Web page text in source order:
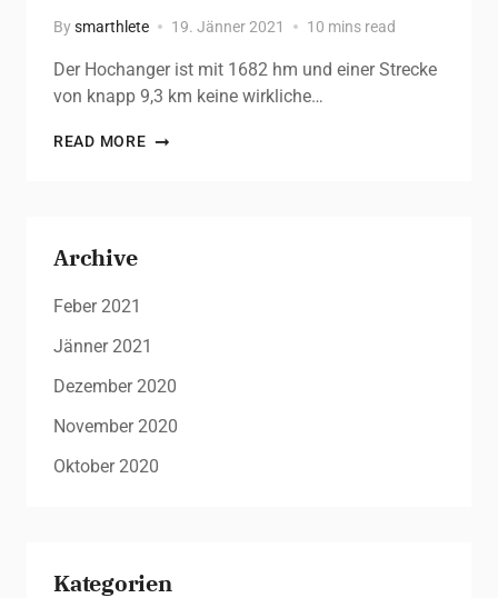
Bysmarthlete 19. Jänner 2021 10 mins read
Der Hochanger ist mit 1682 hm und einer Strecke
von knapp 9,3 km keine wirkliche…
READ MORE
Archive
Feber 2021
Jänner 2021
Dezember 2020
November 2020
Oktober 2020
Kategorien